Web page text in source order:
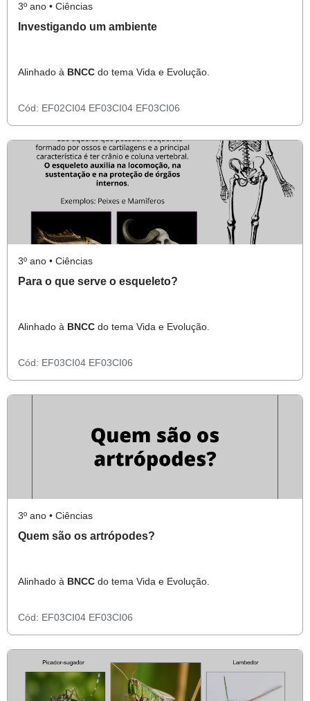
3º ano • Ciências
Investigando um ambiente
Alinhado à BNCC do tema Vida e Evolução.
Cód: EF02CI04 EF03CI04 EF03CI06
3º ano • Ciências
Para o que serve o esqueleto?
Alinhado à BNCC do tema Vida e Evolução.
Cód: EF03CI04 EF03CI06
3º ano • Ciências
Quem são os artrópodes?
Alinhado à BNCC do tema Vida e Evolução.
Cód: EF03CI04 EF03CI06